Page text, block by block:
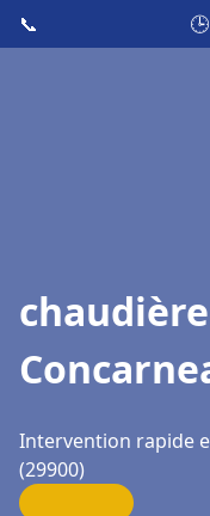
📞
Intervention rapide
(29900)